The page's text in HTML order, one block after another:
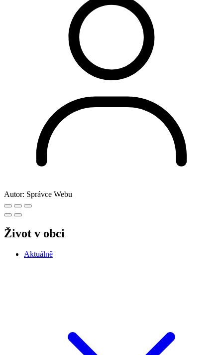
Autor: Správce Webu
Život v obci
Aktuálně